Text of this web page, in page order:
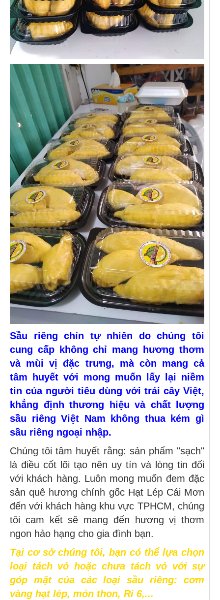
Sầu riêng chín tự nhiên do chúng tôi
cung cấp không chỉ mang hương thơm
và mùi vị đặc trưng, mà còn mang cả
tâm huyết với mong muốn lấy lại niềm
tin của người tiêu dùng với trái cây Việt,
khẳng định thương hiệu và chất lượng
sầu riêng Việt Nam không thua kém gì
sầu riêng ngoại nhập.
Chúng tôi tâm huyết rằng: sản phẩm "sạch"
là điều cốt lõi tạo nên uy tín và lòng tin đối
với khách hàng. Luôn mong muốn đem đặc
sản quê hương chính gốc Hạt Lép Cái Mơn
đến với khách hàng khu vực TPHCM, chúng
tôi cam kết sẽ mang đến hương vị thơm
ngon hảo hạng cho gia đình bạn.
Tại cơ sở chúng tôi, bạn có thể lựa chọn
loại tách vỏ hoặc chưa tách vỏ với sự
góp mặt của các loại sầu riêng: cơm
vàng hạt lép, mỏn thon, Ri 6,...